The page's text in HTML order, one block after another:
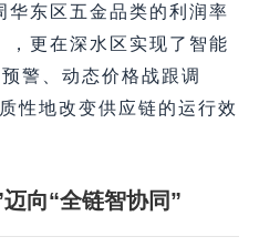
华东区五金品类的利润率
，更在深水区实现了智能
警、动态价格战跟调
性地改变供应链的运行效
向“全链智协同”